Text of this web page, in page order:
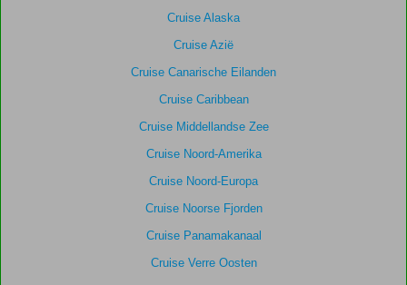
Cruise Alaska
Cruise Azië
Cruise Canarische Eilanden
Cruise Caribbean
Cruise Middellandse Zee
Cruise Noord-Amerika
Cruise Noord-Europa
Cruise Noorse Fjorden
Cruise Panamakanaal
Cruise Verre Oosten